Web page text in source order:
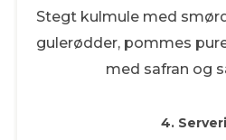
Stegt kulmule med
gulerødder, pommes
med safran og
4.